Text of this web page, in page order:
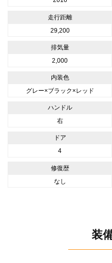
走行距離
29,200
排気量
2,000
内装色
グレー×ブラック×レッド
ハンドル
右
ドア
4
修復歴
なし
装